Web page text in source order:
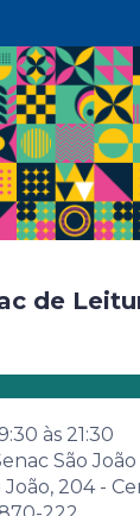
de
às 21:30
São
João, 204 -